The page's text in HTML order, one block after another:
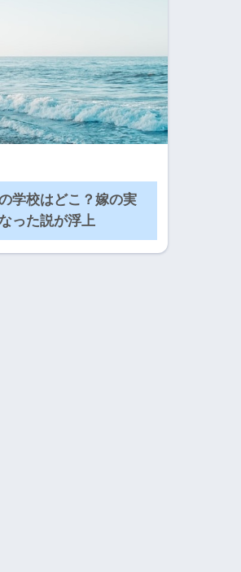
学校はどこ？嫁の実
った説が浮上